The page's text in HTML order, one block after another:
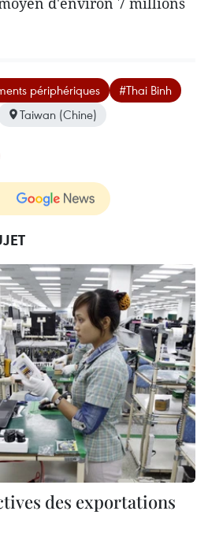
périphériques
#Thai Binh
Taiwan (Chine)
des exportations